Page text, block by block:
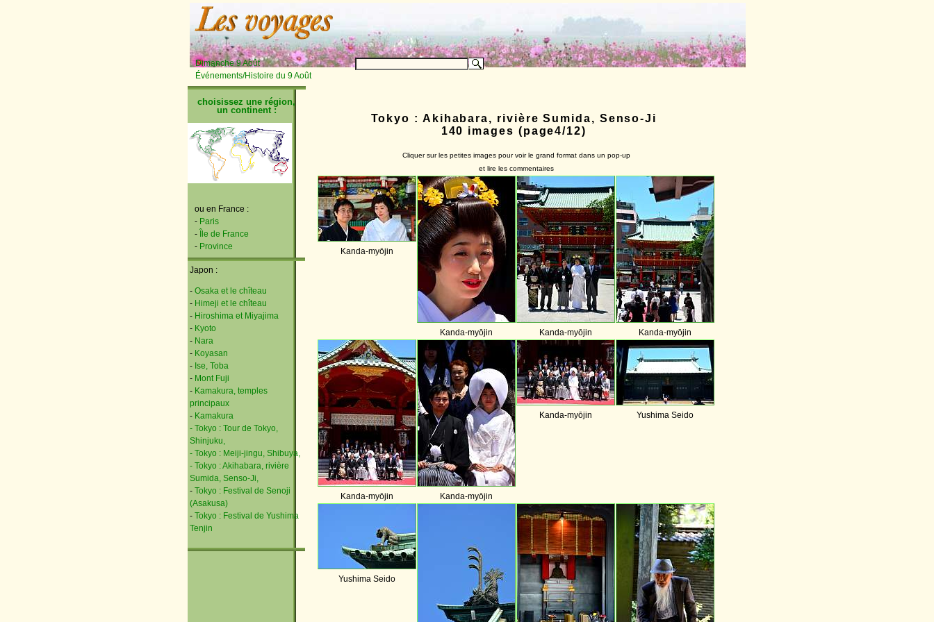
Dimanche 9 Août
Événements/Histoire du 9 Août
choisissez une région,
un continent :
ou en France :
- Paris
-
Île de France
- Province
Japon :
- Osaka et le chîteau
- Himeji et le chîteau
- Hiroshima et Miyajima
- Kyoto
- Nara
- Koyasan
- Ise, Toba
- Mont Fuji
- Kamakura, temples
principaux
- Kamakura
- Tokyo : Tour de Tokyo,
Shinjuku,
- Tokyo : Meiji-jingu, Shibuya,
- Tokyo : Akihabara, rivière
Sumida, Senso-Ji,
- Tokyo : Festival de Senoji
(Asakusa)
- Tokyo : Festival de Yushima
Tenjin
Tokyo : Akihabara, rivière Sumida, Senso-Ji
140 images (page4/12)
Cliquer sur les petites images pour voir le grand format dans un pop-up
et lire les commentaires
Kanda-myōjin
Kanda-myōjin Kanda-myōjin Kanda-myōjin
Kanda-myōjin Kanda-myōjin
Kanda-myōjin Yushima Seido
Yushima Seido